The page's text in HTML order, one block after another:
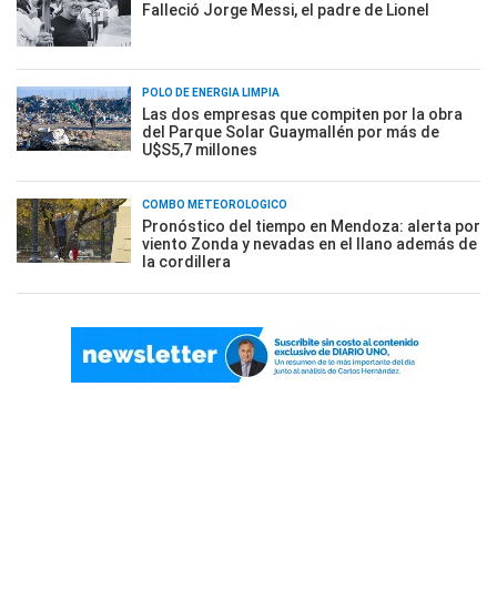
Falleció Jorge Messi, el padre de Lionel
POLO DE ENERGÍA LIMPIA
Las dos empresas que compiten por la obra
del Parque Solar Guaymallén por más de
U$S5,7 millones
COMBO METEOROLÓGICO
Pronóstico del tiempo en Mendoza: alerta por
viento Zonda y nevadas en el llano además de
la cordillera